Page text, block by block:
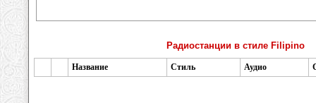
Радиостанции в стиле Filipino
Название Стиль Аудио